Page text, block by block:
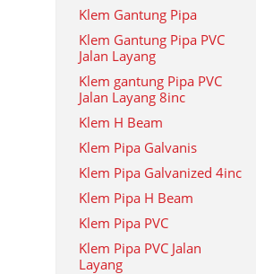
Klem Gantung Pipa
Klem Gantung Pipa PVC
Jalan Layang
Klem gantung Pipa PVC
Jalan Layang 8inc
Klem H Beam
Klem Pipa Galvanis
Klem Pipa Galvanized 4inc
Klem Pipa H Beam
Klem Pipa PVC
Klem Pipa PVC Jalan
Layang